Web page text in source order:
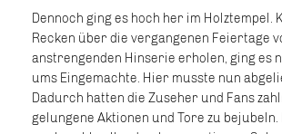
Dennoch ging es hoch her im Holztempel.
Recken über die vergangenen Feiertage
anstrengenden Hinserie erholen, ging es
ums Eingemachte. Hier musste nun
Dadurch hatten die Zuseher und Fans
gelungene Aktionen und Tore zu bejubeln.